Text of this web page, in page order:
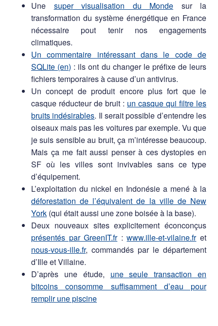
Une super visualisation du Monde sur la
transformation du système énergétique en France
nécessaire pout tenir nos engagements
climatiques.
Un commentaire intéressant dans le code de
SQLite (en) : ils ont du changer le préfixe de leurs
fichiers temporaires à cause d’un antivirus.
Un concept de produit encore plus fort que le
casque réducteur de bruit : un casque qui filtre les
bruits indésirables. Il serait possible d’entendre les
oiseaux mais pas les voitures par exemple. Vu que
je suis sensible au bruit, ça m’intéresse beaucoup.
Mais ça me fait aussi penser à ces dystopies en
SF où les villes sont invivables sans ce type
d’équipement.
L’exploitation du nickel en Indonésie a mené à la
déforestation de l’équivalent de la ville de New
York (qui était aussi une zone boisée à la base).
Deux nouveaux sites explicitement éconconçus
présentés par GreenIT.fr:www.ille-et-vilaine.fret
nous-vous-ille.fr, commandés par le département
d’Ille et Villaine.
D’après une étude, une seule transaction en
bitcoins consomme suffisamment d’eau pour
remplir une piscine